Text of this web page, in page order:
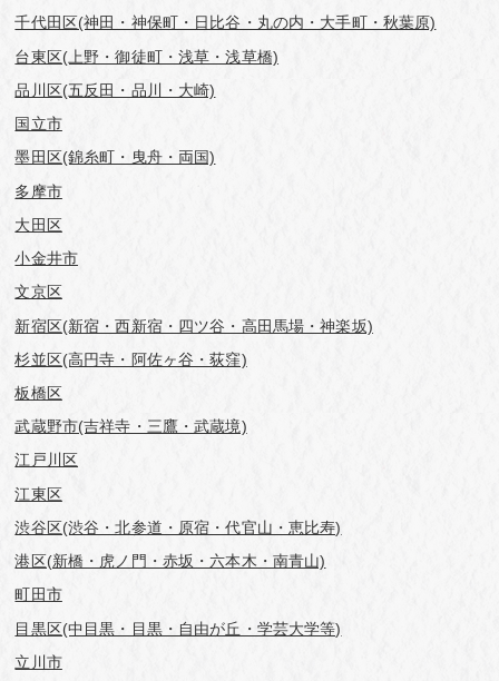
千代田区(神田・神保町・日比谷・丸の内・大手町・秋葉原)
台東区(上野・御徒町・浅草・浅草橋)
品川区(五反田・品川・大崎)
国立市
墨田区(錦糸町・曳舟・両国)
多摩市
大田区
小金井市
文京区
新宿区(新宿・西新宿・四ツ谷・高田馬場・神楽坂)
杉並区(高円寺・阿佐ヶ谷・荻窪)
板橋区
武蔵野市(吉祥寺・三鷹・武蔵境)
江戸川区
江東区
渋谷区(渋谷・北参道・原宿・代官山・恵比寿)
港区(新橋・虎ノ門・赤坂・六本木・南青山)
町田市
目黒区(中目黒・目黒・自由が丘・学芸⼤学等)
立川市